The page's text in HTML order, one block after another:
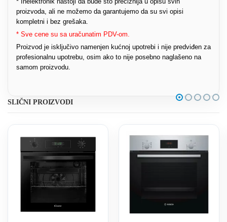
proizvoda, ali ne možemo da garantujemo da su svi opisi
kompletni i bez grešaka.
* Sve cene su sa uračunatim PDV-om.
Proizvod je isključivo namenjen kućnoj upotrebi i nije predviđen za
profesionalnu upotrebu, osim ako to nije posebno naglašeno na
samom proizvodu.
SLIČNI PROIZVODI